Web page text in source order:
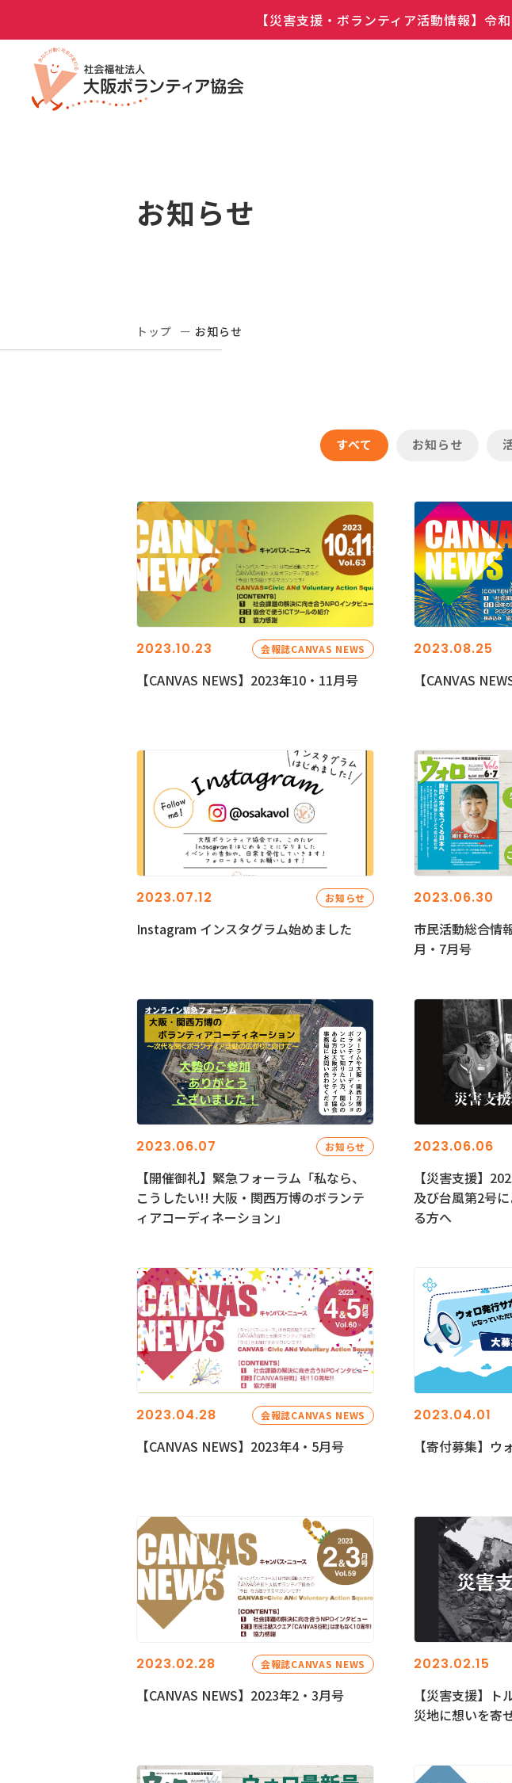
【災害支援・ボランティア活動情報】令
お知らせ
トップ お知らせ
すべて お知らせ
2023.10.23 会報誌CANVAS NEWS
【CANVAS NEWS】2023年10・11月号
2023.08.25
【CANVAS
2023.07.12 お知らせ
Instagram インスタグラム始めました
2023.06.30
市民活動総合情
月・7月号
2023.06.07 お知らせ
【開催御礼】緊急フォーラム「私なら、
こうしたい!! 大阪・関西万博のボランテ
ィアコーディネーション」
2023.06.06
【災害支援】
及び台風第2号
る方へ
2023.04.28 会報誌CANVAS NEWS
【CANVAS NEWS】2023年4・5月号
2023.04.01
【寄付募集】ウ
2023.02.28 会報誌CANVAS NEWS
【CANVAS NEWS】2023年2・3月号
2023.02.15
【災害支援】
災地に想いを寄